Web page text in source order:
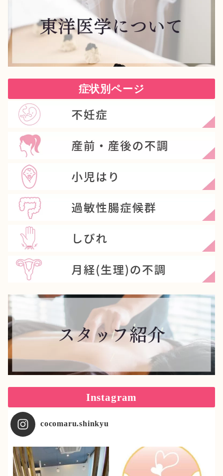
症状別ページ
Instagram
cocomaru.shinkyu